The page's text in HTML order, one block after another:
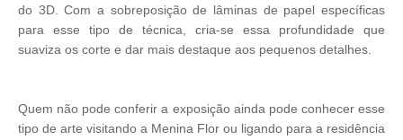
do 3D. Com a sobreposição de lâminas de papel específicas
para esse tipo de técnica, cria-se essa profundidade que
suaviza os corte e dar mais destaque aos pequenos detalhes.
Quem não pode conferir a exposição ainda pode conhecer esse
tipo de arte visitando a Menina Flor ou ligando para a residência